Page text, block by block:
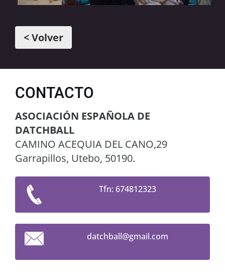
< Volver
CONTACTO
ASOCIACIÓN ESPAÑOLA DE
DATCHBALL
CAMINO ACEQUIA DEL CANO,29
Garrapillos, Utebo, 50190.
Tfn: 674812323
datchball@gmail.com